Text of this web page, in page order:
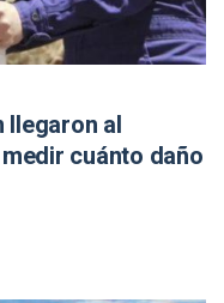
al
cuánto daño